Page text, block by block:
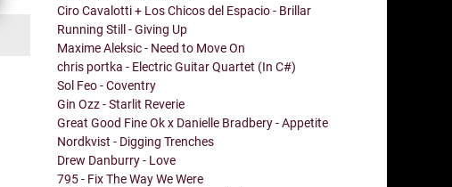
Ciro Cavalotti + Los Chicos del Espacio - Brillar
Running Still - Giving Up
Maxime Aleksic - Need to Move On
chris portka - Electric Guitar Quartet (In C#)
Sol Feo - Coventry
Gin Ozz - Starlit Reverie
Great Good Fine Ok x Danielle Bradbery - Appetite
Nordkvist - Digging Trenches
Drew Danburry - Love
795 - Fix The Way We Were